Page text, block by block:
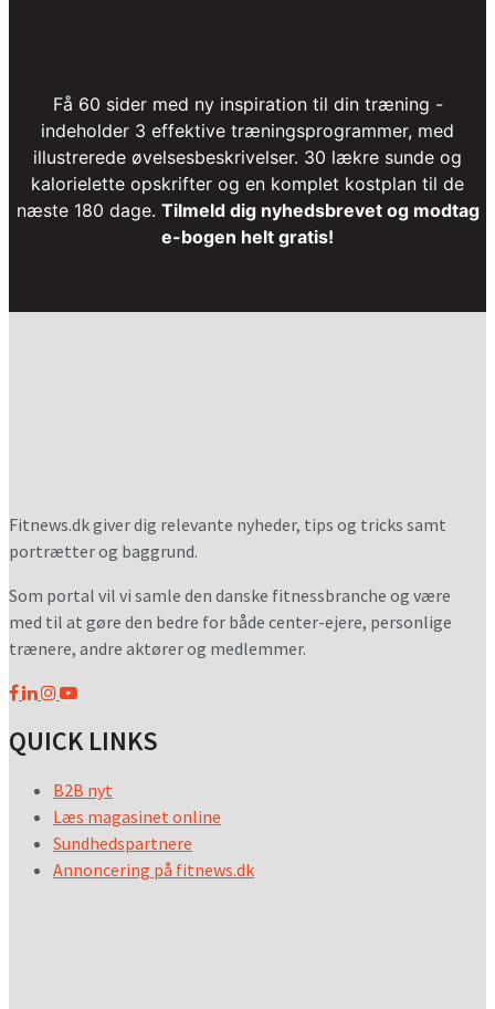
Få 60 sider med ny inspiration til din træning -
indeholder 3 effektive træningsprogrammer, med
illustrerede øvelsesbeskrivelser. 30 lækre sunde og
kalorielette opskrifter og en komplet kostplan til de
næste 180 dage. Tilmeld dig nyhedsbrevet og modtag
e-bogen helt gratis!
Fitnews.dk giver dig relevante nyheder, tips og tricks samt
portrætter og baggrund.
Som portal vil vi samle den danske fitnessbranche og være
med til at gøre den bedre for både center-ejere, personlige
trænere, andre aktører og medlemmer.
QUICK LINKS
B2B nyt
Læs magasinet online
Sundhedspartnere
Annoncering på fitnews.dk